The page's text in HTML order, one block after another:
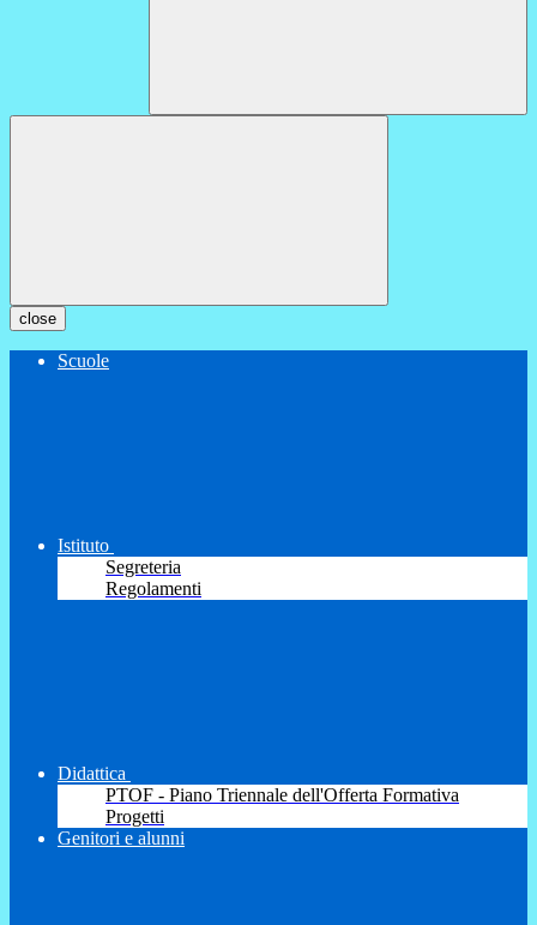
close
Scuole
Istituto
Segreteria
Regolamenti
Didattica
PTOF - Piano Triennale dell'Offerta Formativa
Progetti
Genitori e alunni